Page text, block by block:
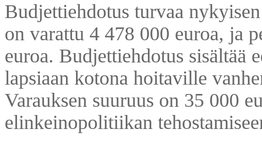
Budjettiehdotus turvaa
on varattu 4 478 000 euroa, ja
euroa. Budjettiehdotus sisältää
lapsiaan kotona hoitaville
Varauksen suuruus on 35 000
elinkeinopolitiikan